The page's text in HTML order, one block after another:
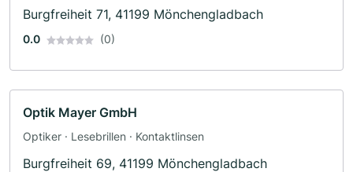
Burgfreiheit 71, 41199 Mönchengladbach
0.0 (0)
Optik Mayer GmbH
Optiker · Lesebrillen · Kontaktlinsen
Burgfreiheit 69, 41199 Mönchengladbach